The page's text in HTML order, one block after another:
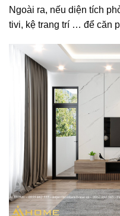
Ngoài ra, nếu diện tích
tivi, kệ trang trí … để căn